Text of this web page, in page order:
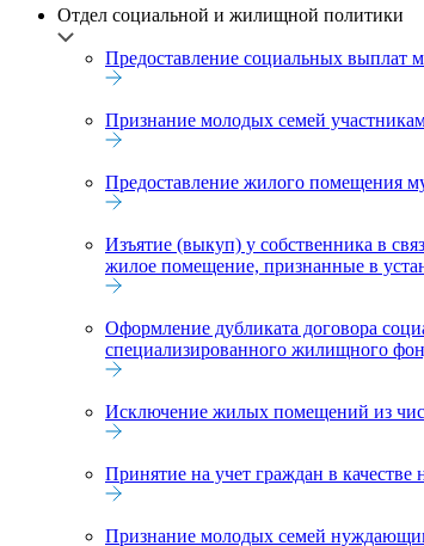
Отдел социальной и жилищной политики
Предоставление социальных выплат
Признание молодых семей
Предоставление жилого помещения
Изъятие (выкуп) у собственника в
жилое помещение, признанные в
Оформление дубликата договора
специализированного жилищного
Исключение жилых помещений из
Принятие на учет граждан в
Признание молодых семей